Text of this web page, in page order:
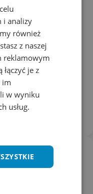
toreb, które
jest boski!
i analizy
również
z naszej
reklamowym
je z
im
w wyniku
usług.